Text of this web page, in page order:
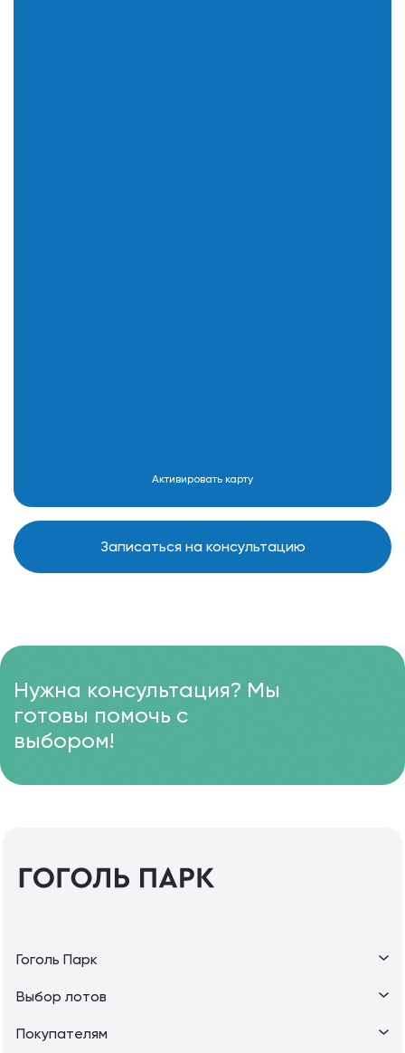
Активировать карту
Записаться на консультацию
Нужна консультация? Мы
готовы помочь с
выбором!
Гоголь Парк
Выбор лотов
Покупателям